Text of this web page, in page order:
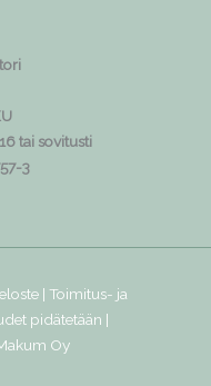
tai sovitusti
3
| Toimitus- ja
pidätetään |
Oy